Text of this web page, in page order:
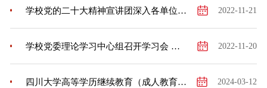
2022-11-21
学校党的二十大精神宣讲团深入各单位开展宣讲
2022-11-20
学校党委理论学习中心组召开学习会 学习贯彻党的二十大精神
2024-03-12
四川大学高等学历继续教育（成人教育）2024级新生开学典礼活动成功举行